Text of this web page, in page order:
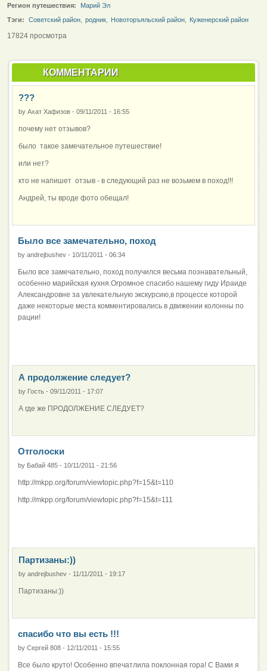
Регион путешествия:
Марий Эл
Тэги:
Советский район родник Новоторъяльский район Куженерский район
17824 просмотра
КОММЕНТАРИИ
???
by Ахат Хафизов - 09/11/2011 - 16:55
почему нет отзывов?
было такое замечательное путешествие!
или нет?
кто не напишет отзыв - в следующий раз не возьмем в поход!!!
Андрей, ты вроде фото обещал!
Было все замечательно, поход
by andrejbushev - 10/11/2011 - 06:34
Было все замечательно, поход получился весьма познавательный,
особенно марийская кухня.Огромное спасибо нашему гиду Ираиде
Александровне за увлекательную экскурсию,в процессе которой
даже некоторые места комментировались в движении колонны по
рации!
А продолжение следует?
by Гость - 09/11/2011 - 17:07
А где же ПРОДОЛЖЕНИЕ СЛЕДУЕТ?
Отголоски
by Бабай 485 - 10/11/2011 - 21:56
http://mkpp.org/forum/viewtopic.php?f=15&t=110
http://mkpp.org/forum/viewtopic.php?f=15&t=111
Партизаны:))
by andrejbushev - 11/11/2011 - 19:17
Партизаны:))
спасибо что вы есть !!!
by Сергей 808 - 12/11/2011 - 15:55
Все было круто! Особенно впечатлила поклонная гора! С Вами я